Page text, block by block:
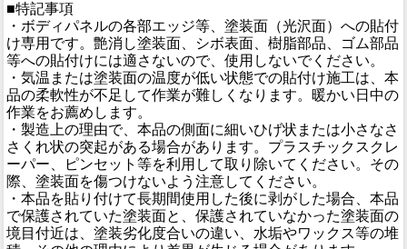
■特記事項
・ボディパネルの各部エッジ等、塗装面（光沢面）への貼付
け専用です。艶消し塗装面、シボ表面、樹脂部品、ゴム部品
等への貼付けには適さないので、使用しないでください。
・気温または塗装面の温度が低い状態での貼付け施工は、本
品の柔軟性が不足して作業が難しくなります。暖かい日中の
作業をお薦めします。
・製造上の理由で、本品の側面に細いひげ状または小さなさ
さくれ状の突起がある場合があります。プラスチックスクレ
ーパー、ピンセット等を利用して取り除いてください。その
際、塗装面を傷つけないよう注意してください。
・本品を貼り付けて長期間使用した後に剥がした場合、本品
で保護されていた塗装面と、保護されていなかった塗装面の
境目付近は、塗装劣化度合いの違い、水垢やワックス等の堆